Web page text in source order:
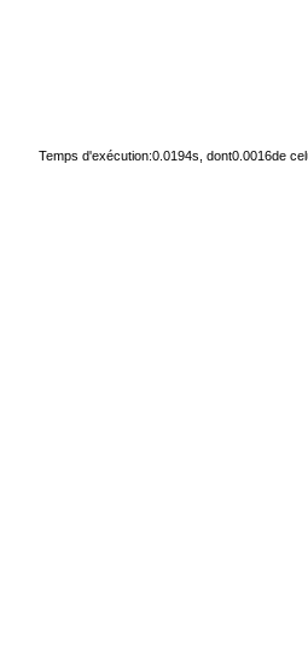
Temps d'exécution:0.0194s, dont0.0016de